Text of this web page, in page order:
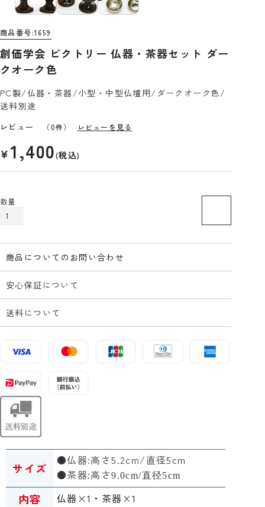
商品番号 1659
創価学会 ビクトリー 仏器・茶器セット ダー
クオーク色
PC製/仏器・茶器/小型・中型仏壇用/ダークオーク色/
送料別途
レビュー （0件） レビューを見る
¥ 1,400 税込
商品についてのお問い合わせ
安心保証について
送料について
サイズ
●仏器:高さ5.2cm/直径5cm
●茶器:高さ9.0cm/直径5cm
内容 仏器×1 ・茶器×1